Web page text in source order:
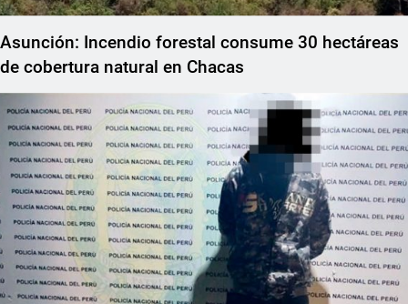
Asunción: Incendio forestal consume 30 hectáreas
de cobertura natural en Chacas